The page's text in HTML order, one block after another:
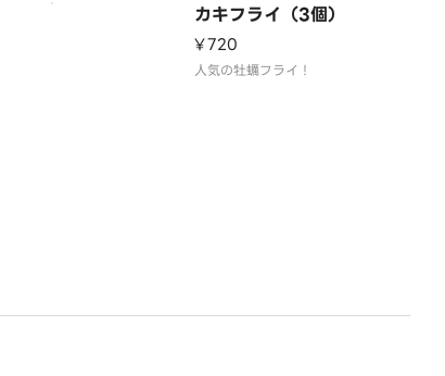
カキフライ（3個）
¥720
人気の牡蠣フライ！